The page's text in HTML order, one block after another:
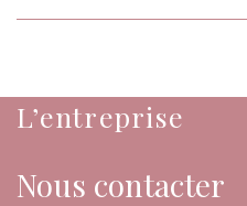
L’entreprise
Nous contacter